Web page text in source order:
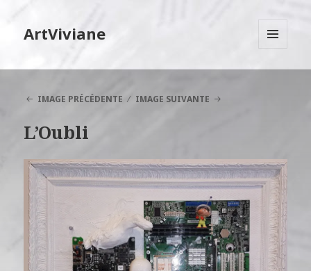
ArtViviane
IMAGE PRÉCÉDENTE
IMAGE SUIVANTE
L’Oubli